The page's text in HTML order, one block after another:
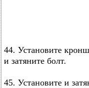
44. Установите
и затяните болт.
45. Установите и